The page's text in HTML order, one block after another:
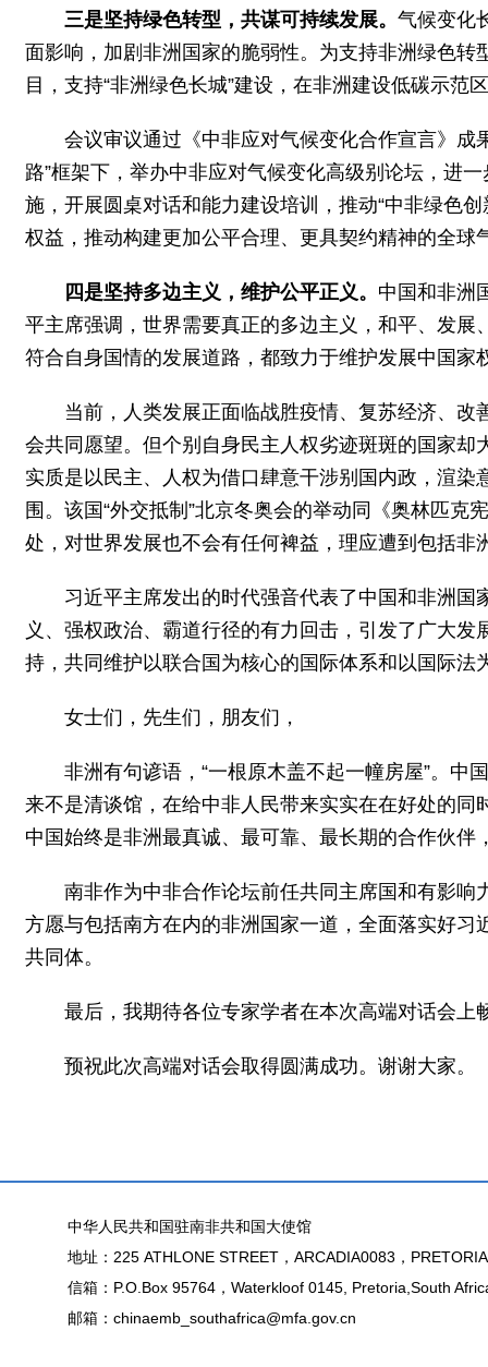
三是坚持绿色转型，共谋可持续发展。 气候变化
面影响，加剧非洲国家的脆弱性。为支持非洲绿色
目，支持“非洲绿色长城”建设，在非洲建设低碳示范
会议审议通过《中非应对气候变化合作宣言》
路”框架下，举办中非应对气候变化高级别论坛，进
施，开展圆桌对话和能力建设培训，推动“中非绿色
权益，推动构建更加公平合理、更具契约精神的全球
四是坚持多边主义，维护公平正义。 中国和非洲
平主席强调，世界需要真正的多边主义，和平、发
符合自身国情的发展道路，都致力于维护发展中国
当前，人类发展正面临战胜疫情、复苏经济、
会共同愿望。但个别自身民主人权劣迹斑斑的国家却
实质是以民主、人权为借口肆意干涉别国内政，渲
围。该国“外交抵制”北京冬奥会的举动同《奥林匹
处，对世界发展也不会有任何裨益，理应遭到包括非
习近平主席发出的时代强音代表了中国和非洲
义、强权政治、霸道行径的有力回击，引发了广大
持，共同维护以联合国为核心的国际体系和以国际
女士们，先生们，朋友们，
非洲有句谚语，“一根原木盖不起一幢房屋”。中
来不是清谈馆，在给中非人民带来实实在在好处的
中国始终是非洲最真诚、最可靠、最长期的合作伙
南非作为中非合作论坛前任共同主席国和有影
方愿与包括南方在内的非洲国家一道，全面落实好习
共同体。
最后，我期待各位专家学者在本次高端对话会
预祝此次高端对话会取得圆满成功。谢谢大家。
中华人民共和国驻南非共和国大使馆
地址：225 ATHLONE STREET，ARCADIA0083，
信箱：P.O.Box 95764，Waterkloof 0145, Pretoria,South
邮箱：chinaemb_southafrica@mfa.gov.cn